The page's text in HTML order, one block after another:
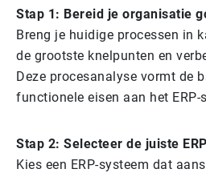
Stap 1: Bereid je organisatie
Breng je huidige processen in
de grootste knelpunten en
Deze procesanalyse vormt de
functionele eisen aan het ERP-
Stap 2: Selecteer de juiste
Kies een ERP-systeem dat